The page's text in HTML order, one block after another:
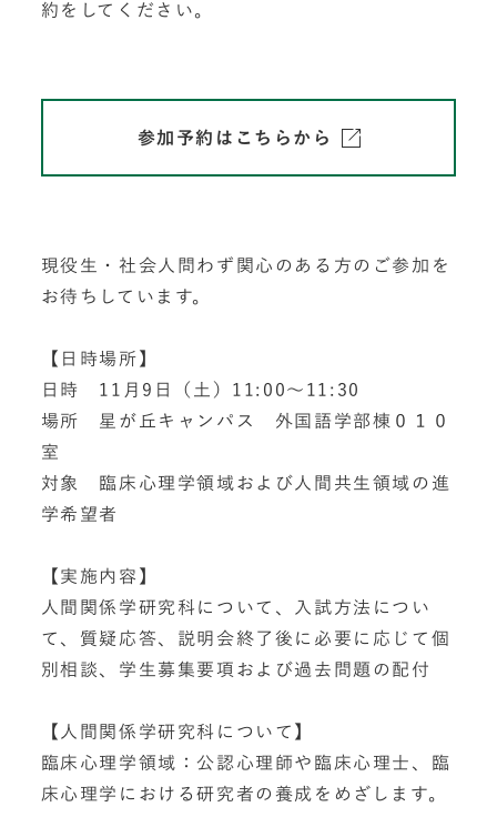
約をしてください。
参加予約はこちらから
現役生・社会人問わず関心のある方のご参加を
お待ちしています。
【日時場所】
日時 11月9日（土）11:00～11:30
場所 星が丘キャンパス 外国語学部棟０１０
室
対象 臨床心理学領域および人間共生領域の進
学希望者
【実施内容】
人間関係学研究科について、入試方法につい
て、質疑応答、説明会終了後に必要に応じて個
別相談、学生募集要項および過去問題の配付
【人間関係学研究科について】
臨床心理学領域：公認心理師や臨床心理士、臨
床心理学における研究者の養成をめざします。